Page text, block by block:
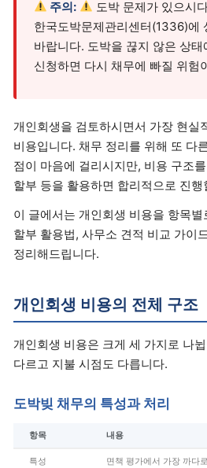
주의:
도박 문제가 있으시
한국도박문제관리센터(1336)에
바랍니다. 도박을 끊지 않은 상
신청하면 다시 채무에 빠질 위험
개인회생을 검토하시면서 가장 현실
비용입니다. 채무 정리를 위해 또 다
점이 마음에 걸리시지만, 비용 구조
할부 등을 활용하면 합리적으로 진행
이 글에서는 개인회생 비용을 항목별
할부 활용법, 사무소 견적 비교 가이
정리해드립니다.
개인회생 비용의 전체 구조
개인회생 비용은 크게 세 가지로 나
다르고 지불 시점도 다릅니다.
도박빚 채무의 특성과 처리
항목 내용
특성 면책 평가에서 가장 까다